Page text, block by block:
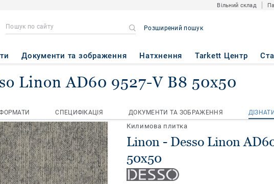
Вільний склад
Розширений пошук
Документи та зображення Натхнення Tarkett Центр
Linon AD60 9527-V B8 50x50
СПЕЦИФІКАЦІЯ ДОКУМЕНТИ ТА ЗОБРАЖЕННЯ
плитка Linon Desso Linon AD60 9527-V B8 50x50
Килимова плитка
Linon - Desso Linon
50x50